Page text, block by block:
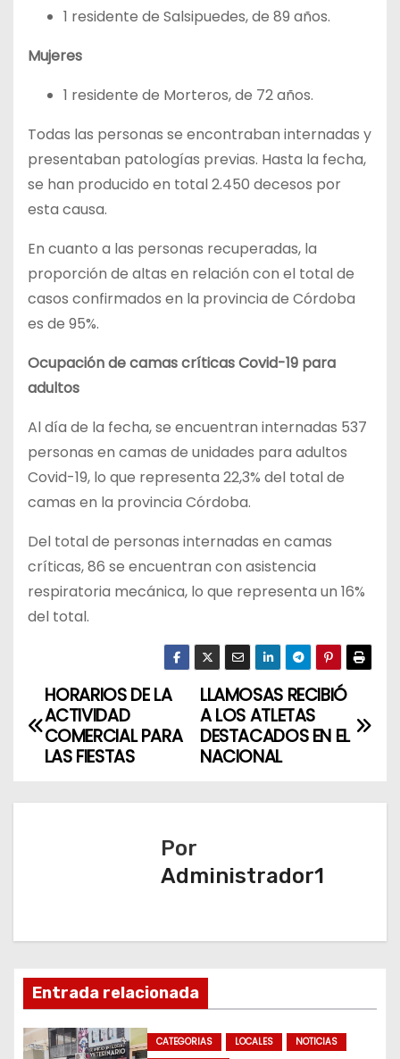
1 residente de Salsipuedes, de 89 años.
Mujeres
1 residente de Morteros, de 72 años.
Todas las personas se encontraban internadas y
presentaban patologías previas. Hasta la fecha,
se han producido en total 2.450 decesos por
esta causa.
En cuanto a las personas recuperadas, la
proporción de altas en relación con el total de
casos confirmados en la provincia de Córdoba
es de 95%.
Ocupación de camas críticas Covid-19 para
adultos
Al día de la fecha, se encuentran internadas 537
personas en camas de unidades para adultos
Covid-19, lo que representa 22,3% del total de
camas en la provincia Córdoba.
Del total de personas internadas en camas
críticas, 86 se encuentran con asistencia
respiratoria mecánica, lo que representa un 16%
del total.
N
a
ó
n
LLAMOSAS RECIBIÓ
A LOS ATLETAS
DESTACADOS EN EL
NACIONAL
HORARIOS DE LA
ACTIVIDAD
COMERCIAL PARA
LAS FIESTAS
Por
Administrador1
Entrada relacionada
CATEGORIAS LOCALES
NOTICIAS